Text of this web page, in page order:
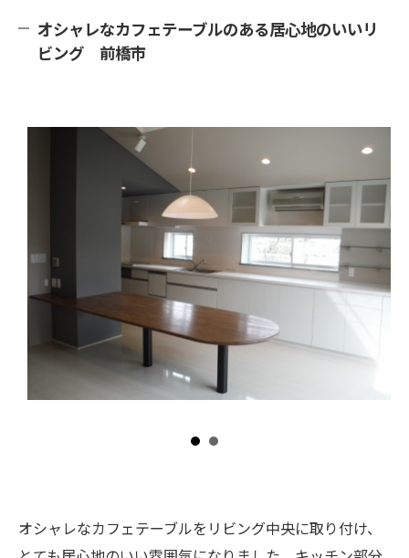
オシャレなカフェテーブルのある居心地のいいリ
ビング 前橋市
オシャレなカフェテーブルをリビング中央に取り付け、